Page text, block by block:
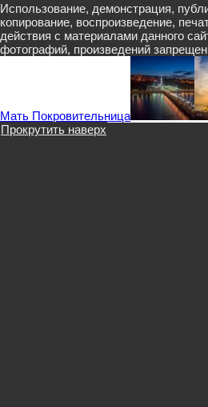
Использование, демонстрация,
копирование, воспроизведение,
действия с материалами данного
фотографий, произведений
Мать Покровительница
Прокрутить наверх